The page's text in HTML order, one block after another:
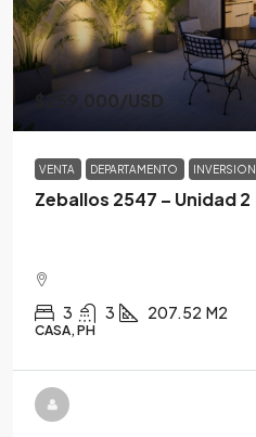
$259,000/USD
VENTA DEPARTAMENTO INVERSION
Zeballos 2547 – Unidad 2
3 3 207.52 M2
CASA, PH